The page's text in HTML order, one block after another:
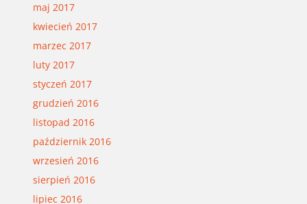
maj 2017
kwiecień 2017
marzec 2017
luty 2017
styczeń 2017
grudzień 2016
listopad 2016
październik 2016
wrzesień 2016
sierpień 2016
lipiec 2016